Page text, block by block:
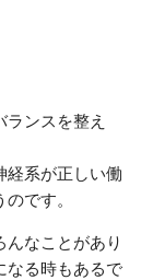
ンスを整え
経系が正しい働
です。
んなことがあり
なる時もあるで